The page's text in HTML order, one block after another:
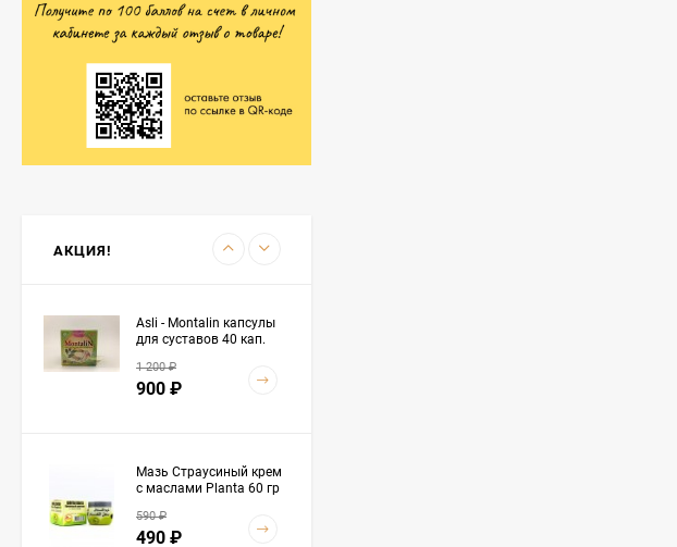
АКЦИЯ!
Hemani Масло черного
тмина 500 мл
2 050₽
1 990 ₽
Asli - Montalin капсулы
для суставов 40 кап.
1 200₽
900 ₽
Мазь Страусиный крем
с маслами Planta 60 гр
590₽
490 ₽